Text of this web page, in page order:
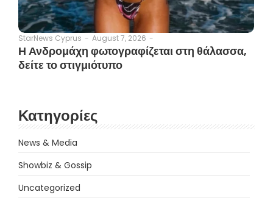
StarNews Cyprus - August 7, 2026 -
Η Ανδρομάχη φωτογραφίζεται στη θάλασσα,
δείτε το στιγμιότυπο
Κατηγορίες
News & Media
Showbiz & Gossip
Uncategorized